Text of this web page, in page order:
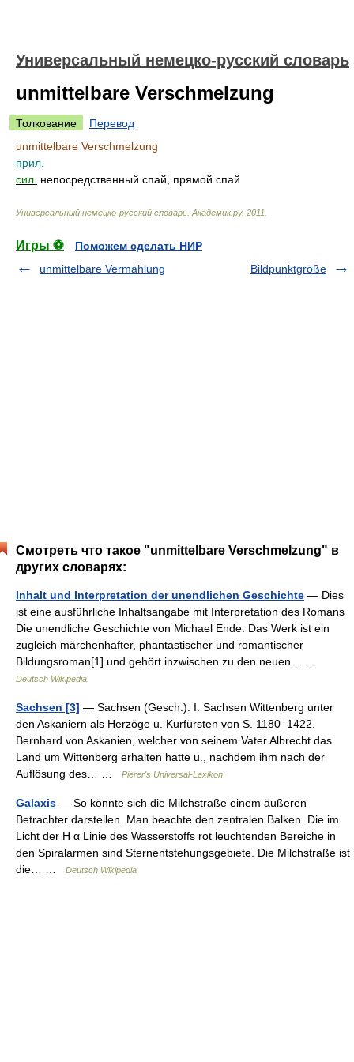
Универсальный немецко-русский словарь
unmittelbare Verschmelzung
Толкование
Перевод
unmittelbare Verschmelzung
прил.
сил. непосредственный спай, прямой спай
Универсальный немецко-русский словарь Академик.ру. 2011
Игры ⚽
Поможем сделать НИР
unmittelbare Vermahlung
Bildpunktgröße
Смотреть что такое "unmittelbare Verschmelzung" в
других словарях:
Inhalt und Interpretation der unendlichen Geschichte — Dies
ist eine ausführliche Inhaltsangabe mit Interpretation des Romans
Die unendliche Geschichte von Michael Ende. Das Werk ist ein
zugleich märchenhafter, phantastischer und romantischer
Bildungsroman[1] und gehört inzwischen zu den neuen… …
Deutsch Wikipedia
Sachsen [3] — Sachsen (Gesch.). I. Sachsen Wittenberg unter
den Askaniern als Herzöge u. Kurfürsten von S. 1180–1422.
Bernhard von Askanien, welcher von seinem Vater Albrecht das
Land um Wittenberg erhalten hatte u., nachdem ihm nach der
Auflösung des… …
Pierer's Universal-Lexikon
Galaxis — So könnte sich die Milchstraße einem äußeren
Betrachter darstellen. Man beachte den zentralen Balken. Die im
Licht der H α Linie des Wasserstoffs rot leuchtenden Bereiche in
den Spiralarmen sind Sternentstehungsgebiete. Die Milchstraße ist
die… …
Deutsch Wikipedia